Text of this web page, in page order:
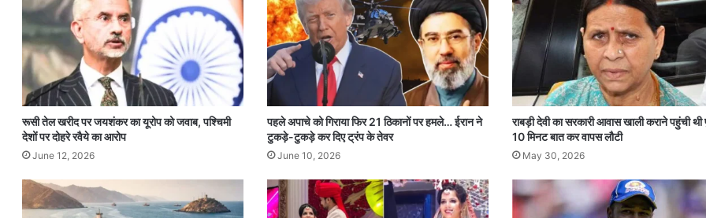
रूसी तेल खरीद पर जयशंकर का यूरोप को जवाब, पश्चिमी
देशों पर दोहरे रवैये का आरोप
June 12, 2026
पहले अपाचे को गिराया फिर 21 ठिकानों पर हमले… ईरान ने
टुकड़े-टुकड़े कर दिए ट्रंप के तेवर
June 10, 2026
राबड़ी देवी का सरकारी आवास खाली कराने पहुंची
10 मिनट बात कर वापस लौटी
May 30, 2026